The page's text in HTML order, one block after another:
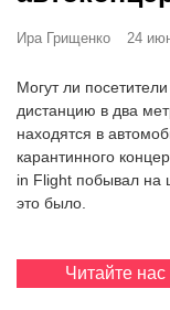
Ира Грищенко 24
Могут ли
дистанцию в два
находятся в
карантинного
in Flight побывал на
это было.
Читайте нас